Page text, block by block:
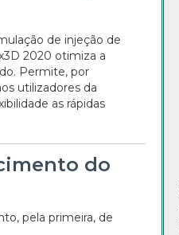
de injeção de
2020 otimiza a
Permite, por
utilizadores da
as rápidas
do
pela primeira, de